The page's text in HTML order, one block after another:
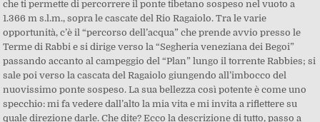
che ti permette di percorrere il ponte tibetano sospeso nel vuoto a
1.366 m s.l.m., sopra le cascate del Rio Ragaiolo. Tra le varie
opportunità, c’è il “percorso dell’acqua” che prende avvio presso le
Terme di Rabbi e si dirige verso la “Segheria veneziana dei Begoi”
passando accanto al campeggio del “Plan” lungo il torrente Rabbies; si
sale poi verso la cascata del Ragaiolo giungendo all’imbocco del
nuovissimo ponte sospeso. La sua bellezza così potente è come uno
specchio: mi fa vedere dall’alto la mia vita e mi invita a riflettere su
quale direzione darle. Che dite? Ecco la descrizione di tutto, passo a